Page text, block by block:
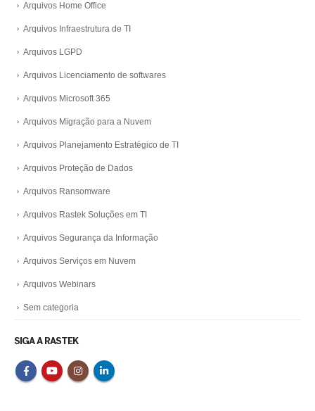
Arquivos Home Office
Arquivos Infraestrutura de TI
Arquivos LGPD
Arquivos Licenciamento de softwares
Arquivos Microsoft 365
Arquivos Migração para a Nuvem
Arquivos Planejamento Estratégico de TI
Arquivos Proteção de Dados
Arquivos Ransomware
Arquivos Rastek Soluções em TI
Arquivos Segurança da Informação
Arquivos Serviços em Nuvem
Arquivos Webinars
Sem categoria
SIGA A RASTEK